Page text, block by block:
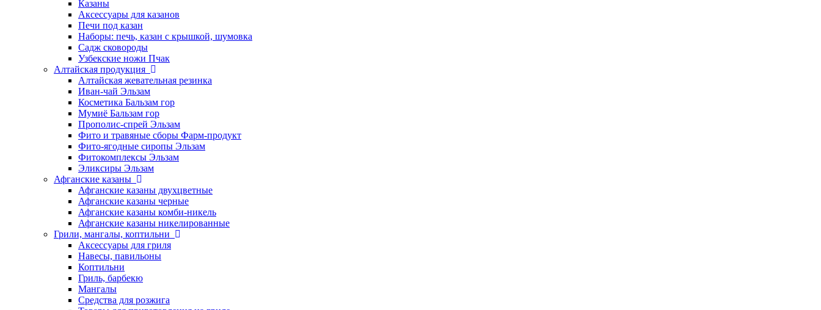
Казаны
Аксессуары для казанов
Печи под казан
Наборы: печь, казан с крышкой, шумовка
Садж сковороды
Узбекские ножи Пчак
Алтайская продукция
Алтайская жевательная резинка
Иван-чай Эльзам
Косметика Бальзам гор
Мумиё Бальзам гор
Прополис-спрей Эльзам
Фито и травяные сборы Фарм-продукт
Фито-ягодные сиропы Эльзам
Фитокомплексы Эльзам
Эликсиры Эльзам
Афганские казаны
Афганские казаны двухцветные
Афганские казаны черные
Афганские казаны комби-никель
Афганские казаны никелированные
Грили, мангалы, коптильни
Аксессуары для гриля
Навесы, павильоны
Коптильни
Гриль, барбекю
Мангалы
Средства для розжига